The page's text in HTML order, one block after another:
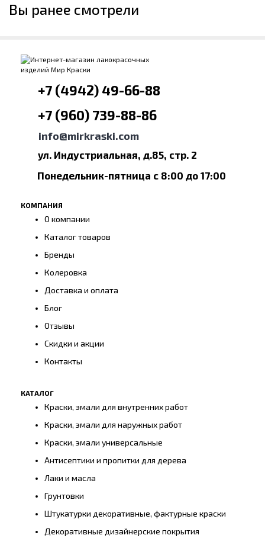
Вы ранее смотрели
+7 (4942) 49-66-88
+7 (960) 739-88-86
info@mirkraski.com
ул. Индустриальная, д.85, стр. 2
Понедельник-пятница с 8:00 до 17:00
КОМПАНИЯ
О компании
Каталог товаров
Бренды
Колеровка
Доставка и оплата
Блог
Отзывы
Скидки и акции
Контакты
КАТАЛОГ
Краски, эмали для внутренних работ
Краски, эмали для наружных работ
Краски, эмали универсальные
Антисептики и пропитки для дерева
Лаки и масла
Грунтовки
Штукатурки декоративные, фактурные краски
Декоративные дизайнерские покрытия